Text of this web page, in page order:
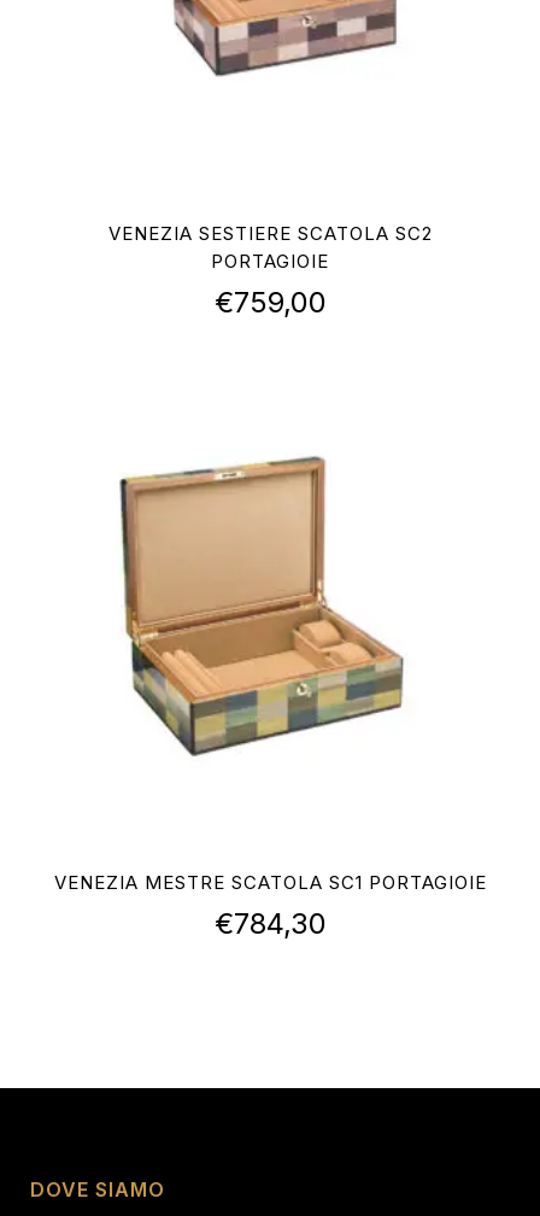
VENEZIA SESTIERE SCATOLA SC2
PORTAGIOIE
€759,00
VENEZIA MESTRE SCATOLA SC1 PORTAGIOIE
€784,30
DOVE SIAMO